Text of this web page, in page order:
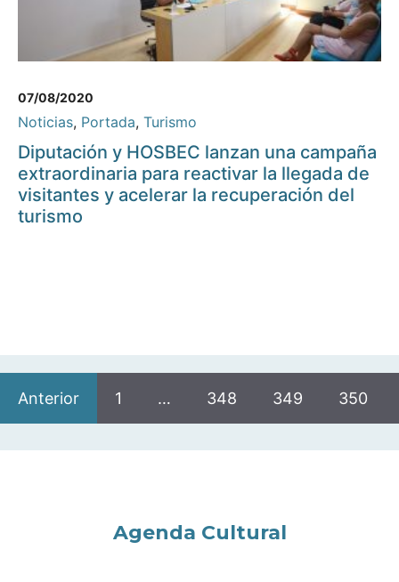
07/08/2020
Noticias, Portada, Turismo
Diputación y HOSBEC lanzan una campaña
extraordinaria para reactivar la llegada de
visitantes y acelerar la recuperación del
turismo
Anterior 1 … 348 349 350
Agenda Cultural